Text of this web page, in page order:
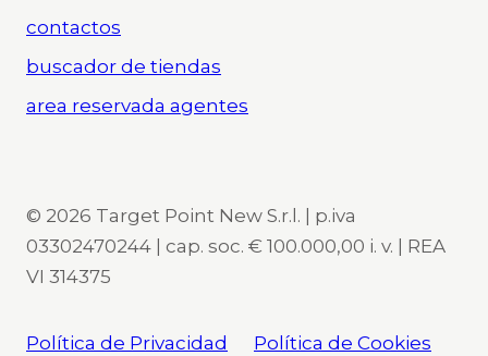
contactos
buscador de tiendas
area reservada agentes
© 2026 Target Point New S.r.l. | p.iva
03302470244 | cap. soc. € 100.000,00 i. v. | REA
VI 314375
Política de Privacidad Política de Cookies